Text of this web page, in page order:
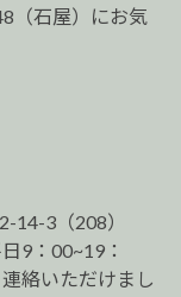
（石屋）にお気
14-3（208）
9：00~19：
絡いただけまし